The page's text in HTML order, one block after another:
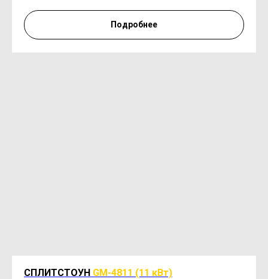
Подробнее
СПЛИТСТОУН GM-4811 (11 кВт)